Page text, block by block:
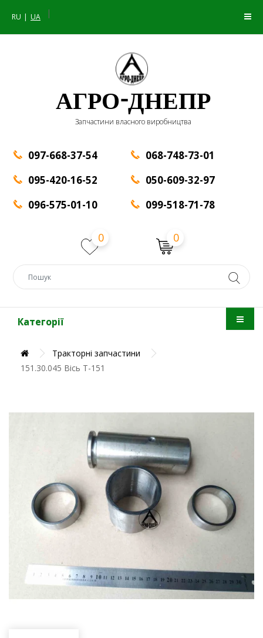
RU UA |
АГРО-ДНЕПР
Запчастини власного виробництва
097-668-37-54
095-420-16-52
096-575-01-10
068-748-73-01
050-609-32-97
099-518-71-78
0 0
Категорії
Тракторні запчастини
151.30.045 Вісь Т-151